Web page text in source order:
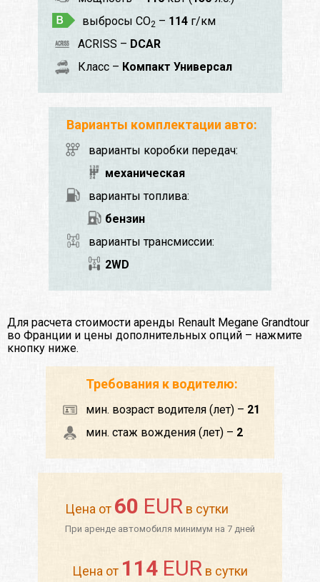
выбросы CO2 – 114 г/км
ACRISS – DCAR
Класс – Компакт Универсал
Варианты комплектации авто:
варианты коробки передач:
механическая
варианты топлива:
бензин
варианты трансмиссии:
2WD
Для расчета стоимости аренды Renault Megane Grandtour
во Франции и цены дополнительных опций – нажмите
кнопку ниже.
Требования к водителю:
мин. возраст водителя (лет) – 21
мин. стаж вождения (лет) – 2
Цена от 60 EURв сутки
При аренде автомобиля минимум на 7 дней
Цена от 114 EURв сутки